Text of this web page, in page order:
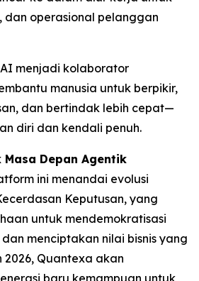
dan operasional pelanggan
AI menjadi kolaborator
manusia untuk berpikir,
dan bertindak lebih cepat—
diri dan kendali penuh.
Masa Depan Agentik
ini menandai evolusi
Keputusan, yang
untuk mendemokratisasi
menciptakan nilai bisnis yang
2026, Quantexa akan